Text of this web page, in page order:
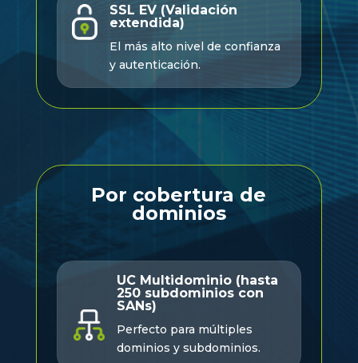
SSL EV (Validación
extendida)
El más alto nivel de confianza
y autenticación.
Por cobertura de
dominios
UC Multidominio (hasta
250 subdominios con
SANs)
Perfecto para múltiples
dominios y subdominios.